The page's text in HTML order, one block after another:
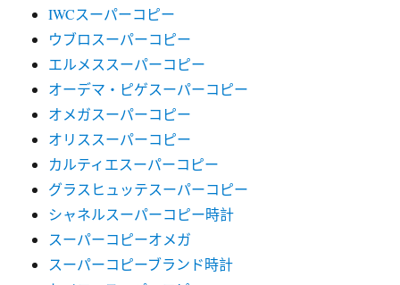
IWCスーパーコピー
ウブロスーパーコピー
エルメススーパーコピー
オーデマ・ピゲスーパーコピー
オメガスーパーコピー
オリススーパーコピー
カルティエスーパーコピー
グラスヒュッテスーパーコピー
シャネルスーパーコピー時計
スーパーコピーオメガ
スーパーコピーブランド時計